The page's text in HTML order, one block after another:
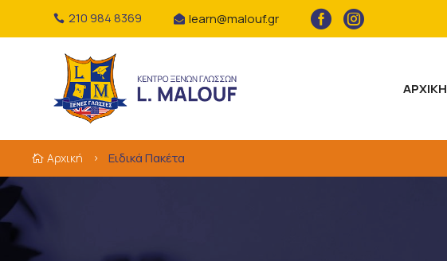
 210 984 8369  learn@malouf.gr  
ΑΡΧΙΚΉ
 Αρχική 5 Ειδικά Πακέτα